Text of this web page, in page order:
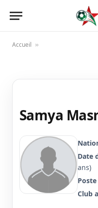
Accueil »
Samya
Date
ans)
Club